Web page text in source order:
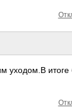
уход­ом.В